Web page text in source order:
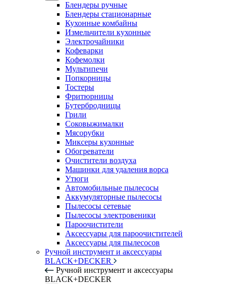
Блендеры ручные
Блендеры стационарные
Кухонные комбайны
Измельчители кухонные
Электрочайники
Кофеварки
Кофемолки
Мультипечи
Попкорницы
Тостеры
Фритюрницы
Бутербродницы
Грили
Соковыжималки
Мясорубки
Миксеры кухонные
Обогреватели
Очистители воздуха
Машинки для удаления ворса
Утюги
Автомобильные пылесосы
Аккумуляторные пылесосы
Пылесосы сетевые
Пылесосы электровеники
Пароочистители
Аксессуары для пароочистителей
Аксессуары для пылесосов
Ручной инструмент и аксессуары
BLACK+DECKER
Ручной инструмент и аксессуары
BLACK+DECKER